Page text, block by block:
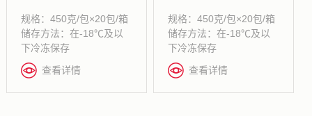
规格：450克/包×20包/箱
储存方法：在-18℃及以
下冷冻保存
查看详情
规格：450克/包×20包/箱
储存方法：在-18℃及以
下冷冻保存
查看详情